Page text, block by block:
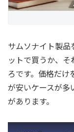
サムソナイト製
ットで買うか、
ろです。価格だ
が安いケースが多
があります。